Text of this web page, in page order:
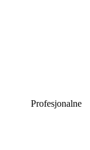
Profesjonalne